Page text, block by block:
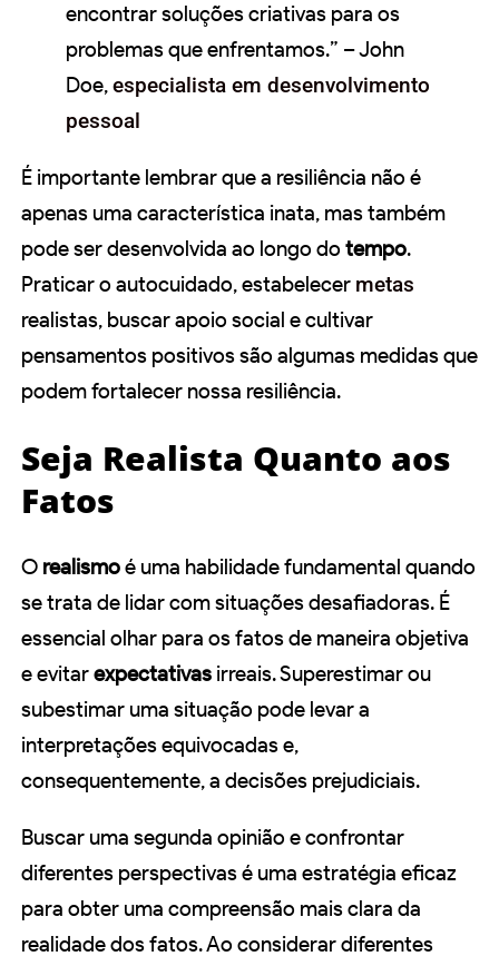
encontrar soluções criativas para os
problemas que enfrentamos.” – John
Doe,especialista em desenvolvimento
pessoal
É importante lembrar que a resiliência não é
apenas uma característica inata, mas também
pode ser desenvolvida ao longo do tempo.
Praticar o autocuidado, estabelecer metas
realistas, buscar apoio social e cultivar
pensamentos positivos são algumas medidas que
podem fortalecer nossa resiliência.
Seja Realista Quanto aos
Fatos
O realismoé uma habilidade fundamental quando
se trata de lidar com situações desafiadoras. É
essencial olhar para os fatos de maneira objetiva
e evitarexpectativas irreais. Superestimar ou
subestimar uma situação pode levar a
interpretações equivocadas e,
consequentemente, a decisões prejudiciais.
Buscar uma segunda opinião e confrontar
diferentes perspectivas é uma estratégia eficaz
para obter uma compreensão mais clara da
realidade dos fatos. Ao considerar diferentes